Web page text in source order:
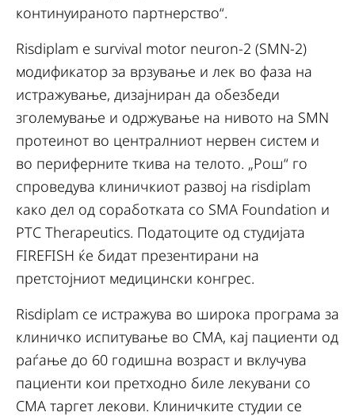
континуираното партнерство“.
Risdiplam е survival motor neuron-2 (SMN-2)
модификатор за врзување и лек во фаза на
истражување, дизајниран да обезбеди
зголемување и одржување на нивото на SMN
протеинот во централниот нервен систем и
во периферните ткива на телото. „Рош“ го
спроведува клиничкиот развој на risdiplam
како дел од соработката со SMA Foundation и
PTC Therapeutics. Податоците од студијата
FIREFISH ќе бидат презентирани на
претстојниот медицински конгрес.
Risdiplam се истражува во широка програма за
клиничко испитување во СМА, кај пациенти од
раѓање до 60 годишна возраст и вклучува
пациенти кои претходно биле лекувани со
СМА таргет лекови. Клиничките студии се